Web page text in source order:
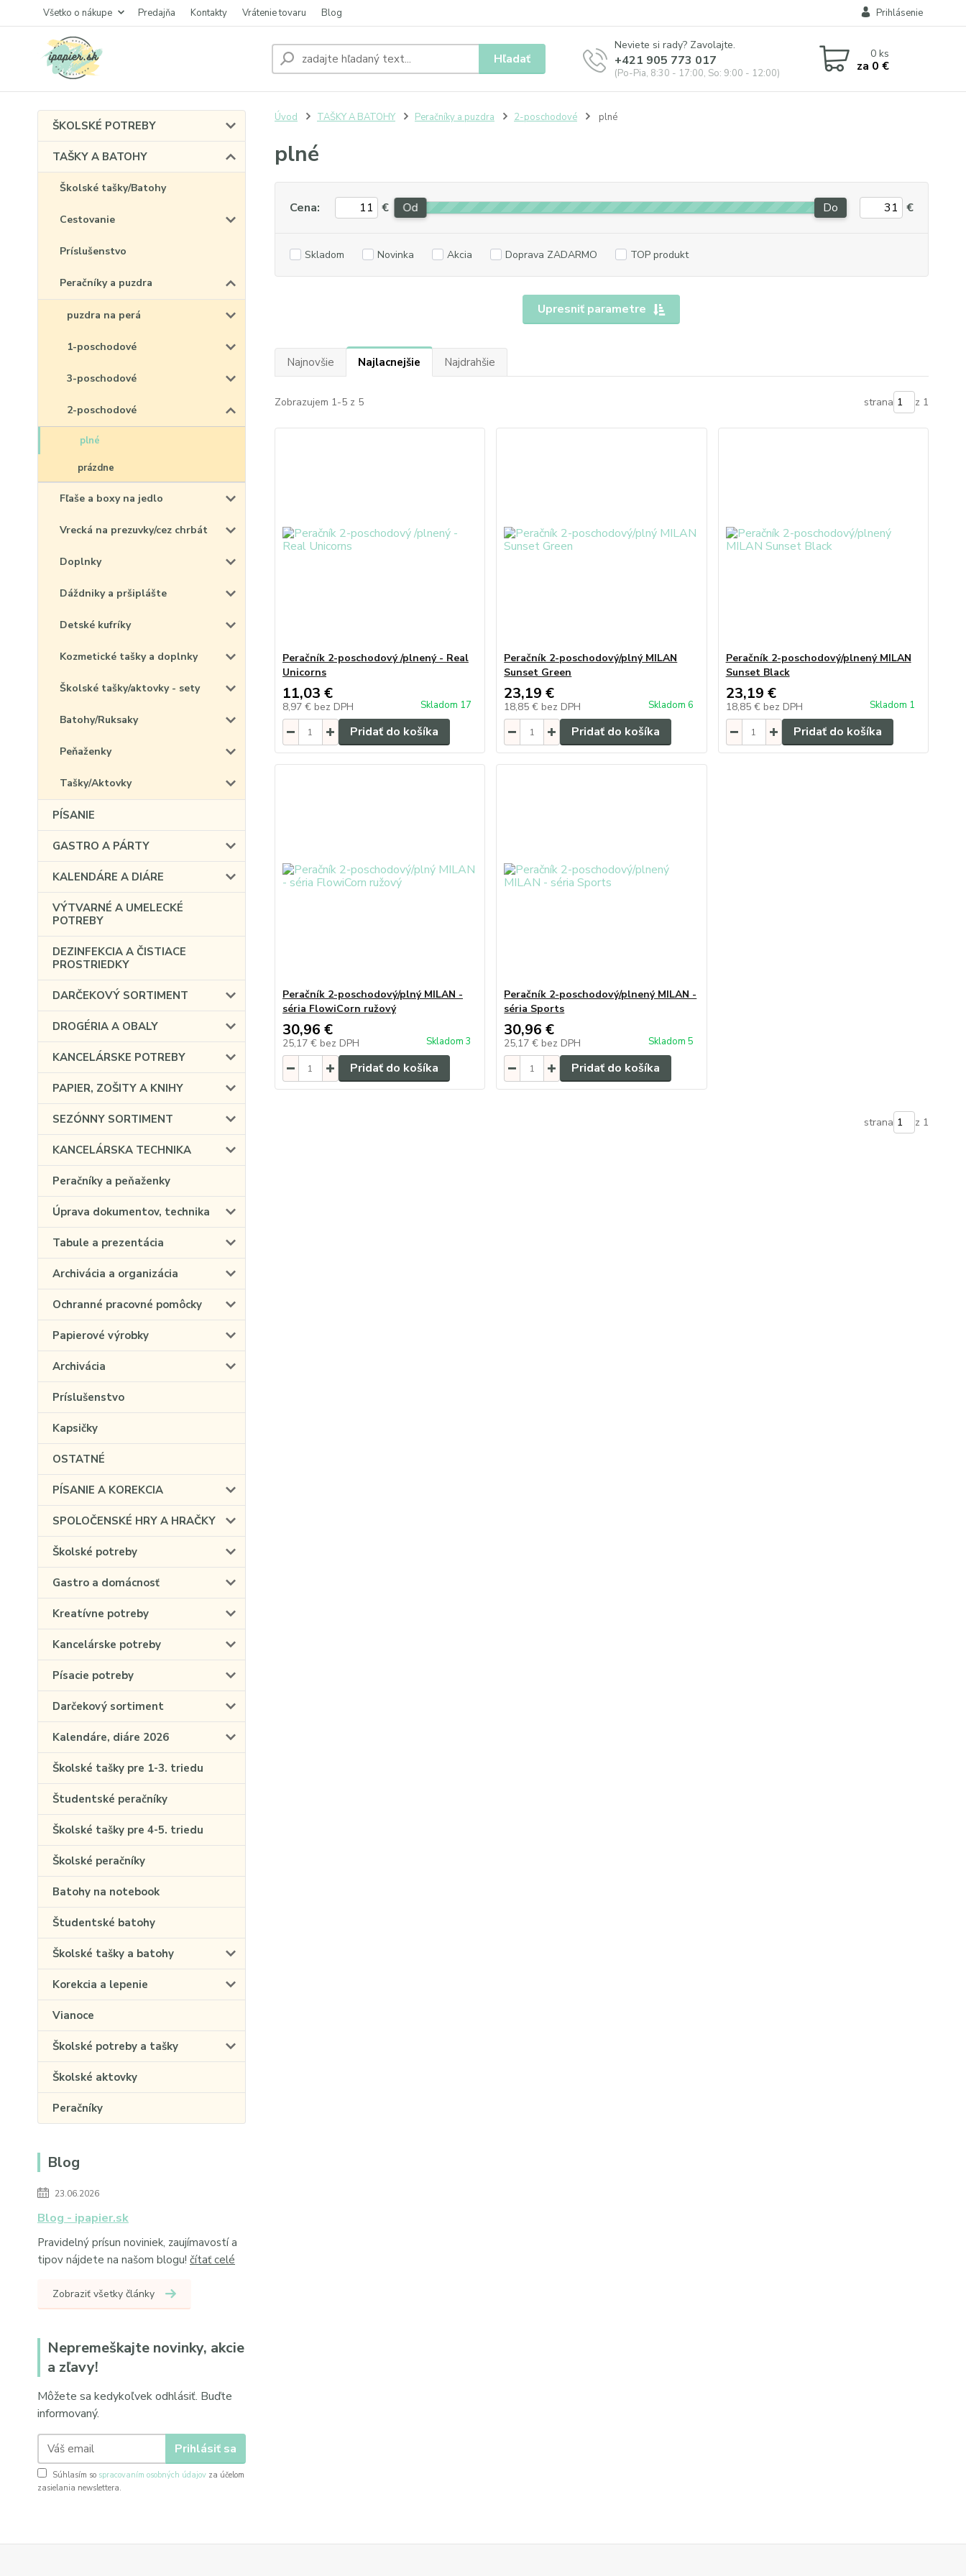
Všetko o nákupe Predajňa Kontakty Vrátenie tovaru Blog Prihlásenie
Hľadať
Neviete si rady? Zavolajte.
+421 905 773 017
(Po-Pia, 8:30 - 17:00, So: 9:00 - 12:00)
0ks
za 0 €
ŠKOLSKÉ POTREBY
TAŠKY A BATOHY
Školské tašky/Batohy
Cestovanie
Príslušenstvo
Peračníky a puzdra
puzdra na perá
1-poschodové
3-poschodové
2-poschodové
plné
prázdne
Fľaše a boxy na jedlo
Vrecká na prezuvky/cez chrbát
Doplnky
Dáždniky a pršiplášte
Detské kufríky
Kozmetické tašky a doplnky
Školské tašky/aktovky - sety
Batohy/Ruksaky
Peňaženky
Tašky/Aktovky
PÍSANIE
GASTRO A PÁRTY
KALENDÁRE A DIÁRE
VÝTVARNÉ A UMELECKÉ
POTREBY
DEZINFEKCIA A ČISTIACE
PROSTRIEDKY
DARČEKOVÝ SORTIMENT
DROGÉRIA A OBALY
KANCELÁRSKE POTREBY
PAPIER, ZOŠITY A KNIHY
SEZÓNNY SORTIMENT
KANCELÁRSKA TECHNIKA
Peračníky a peňaženky
Úprava dokumentov, technika
Tabule a prezentácia
Archivácia a organizácia
Ochranné pracovné pomôcky
Papierové výrobky
Archivácia
Príslušenstvo
Kapsičky
OSTATNÉ
PÍSANIE A KOREKCIA
SPOLOČENSKÉ HRY A HRAČKY
Školské potreby
Gastro a domácnosť
Kreatívne potreby
Kancelárske potreby
Písacie potreby
Darčekový sortiment
Kalendáre, diáre 2026
Školské tašky pre 1-3. triedu
Študentské peračníky
Školské tašky pre 4-5. triedu
Školské peračníky
Batohy na notebook
Študentské batohy
Školské tašky a batohy
Korekcia a lepenie
Vianoce
Školské potreby a tašky
Školské aktovky
Peračníky
Blog
23.06.2026
Blog - ipapier.sk
Pravidelný prísun noviniek, zaujímavostí a
tipov nájdete na našom blogu! čítať celé
Zobraziť všetky články
Nepremeškajte novinky, akcie
a zľavy!
Môžete sa kedykoľvek odhlásiť. Buďte
informovaný.
Prihlásiť sa
Súhlasím so spracovaním osobných údajov za účelom
zasielania newslettera.
Úvod TAŠKY A BATOHY Peračníky a puzdra 2-poschodové plné
plné
Upresniť parametre
Cena: € Od Do €
Skladom Novinka Akcia Doprava ZADARMO TOP produkt
Najnovšie Najlacnejšie Najdrahšie
Zobrazujem 1-5 z 5 strana z 1
Peračník 2-poschodový /plnený - Real
Unicorns
11,03 €
8,97 € bez DPH Skladom 17
Pridať do košíka
Peračník 2-poschodový/plný MILAN
Sunset Green
23,19 €
18,85 € bez DPH Skladom 6
Pridať do košíka
Peračník 2-poschodový/plnený MILAN
Sunset Black
23,19 €
18,85 € bez DPH Skladom 1
Pridať do košíka
Peračník 2-poschodový/plný MILAN -
séria FlowiCorn ružový
30,96 €
25,17 € bez DPH Skladom 3
Pridať do košíka
Peračník 2-poschodový/plnený MILAN -
séria Sports
30,96 €
25,17 € bez DPH Skladom 5
Pridať do košíka
strana z 1